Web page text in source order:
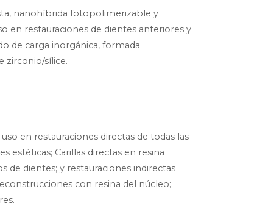
nanohíbrida fotopolimerizable y
en restauraciones de dientes anteriores y
de carga inorgánica, formada
zirconio/sílice.
en restauraciones directas de todas las
estéticas; Carillas directas en resina
de dientes; y restauraciones indirectas
con resina del núcleo;